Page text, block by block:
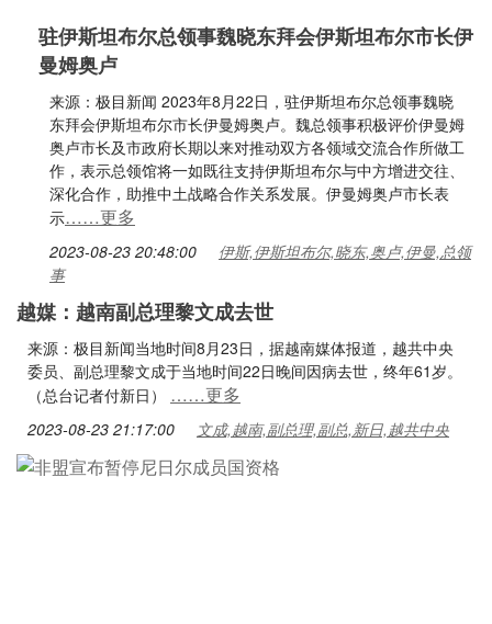
驻伊斯坦布尔总领事魏晓东拜会伊斯坦布尔市长伊
曼姆奥卢
来源：极目新闻 2023年8月22日，驻伊斯坦布尔总领事魏晓
东拜会伊斯坦布尔市长伊曼姆奥卢。魏总领事积极评价伊曼姆
奥卢市长及市政府长期以来对推动双方各领域交流合作所做工
作，表示总领馆将一如既往支持伊斯坦布尔与中方增进交往、
深化合作，助推中土战略合作关系发展。伊曼姆奥卢市长表
示……更多
2023-08-23 20:48:00
伊斯,伊斯坦布尔,晓东,奥卢,伊曼,总领
事
越媒：越南副总理黎文成去世
来源：极目新闻当地时间8月23日，据越南媒体报道，越共中央
委员、副总理黎文成于当地时间22日晚间因病去世，终年61岁。
（总台记者付新日） ……更多
2023-08-23 21:17:00 文成,越南,副总理,副总,新日,越共中央